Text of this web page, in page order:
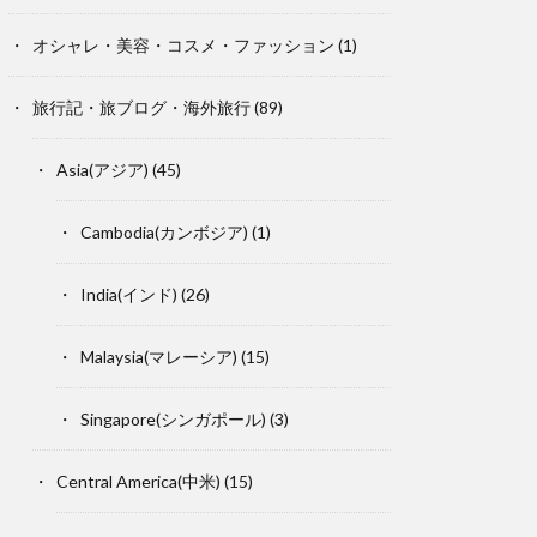
オシャレ・美容・コスメ・ファッション (1)
旅行記・旅ブログ・海外旅行(89)
Asia(アジア) (45)
Cambodia(カンボジア) (1)
India(インド) (26)
Malaysia(マレーシア) (15)
Singapore(シンガポール) (3)
Central America(中米) (15)